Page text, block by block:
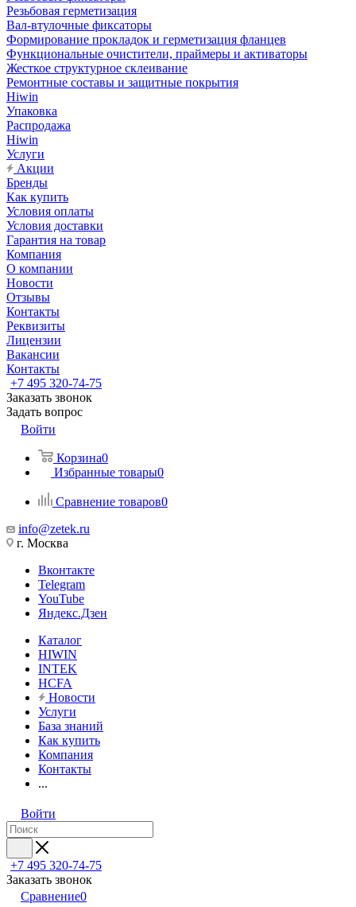
Резьбовая герметизация
Вал-втулочные фиксаторы
Формирование прокладок и герметизация фланцев
Функциональные очистители, праймеры и активаторы
Жесткое структурное склеивание
Ремонтные составы и защитные покрытия
Hiwin
Упаковка
Распродажа
Hiwin
Услуги
Акции
Бренды
Как купить
Условия оплаты
Условия доставки
Гарантия на товар
Компания
О компании
Новости
Отзывы
Контакты
Реквизиты
Лицензии
Вакансии
Контакты
+7 495 320-74-75
Заказать звонок
Задать вопрос
Войти
Корзина0
Избранные товары0
Сравнение товаров0
info@zetek.ru
г. Москва
Вконтакте
Telegram
YouTube
Яндекс.Дзен
Каталог
HIWIN
INTEK
HCFA
Новости
Услуги
База знаний
Как купить
Компания
Контакты
...
Войти
+7 495 320-74-75
Заказать звонок
Сравнение0